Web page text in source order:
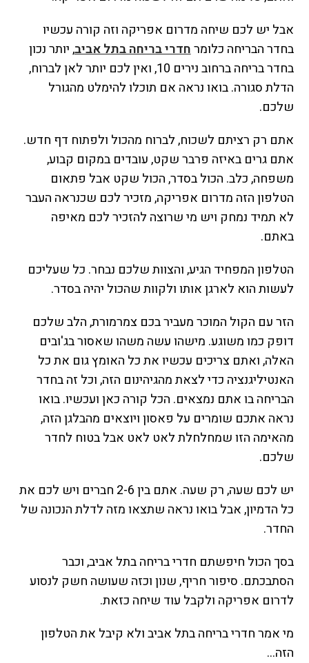
אבל יש לכם שיחה מדרום אפריקה וזה קורה עכשיו
בחדר הבריחה כלומרחדרי בריחה בתל אביב, יותר נכון
בחדר בריחה ברחוב נירים 10, ואין לכם יותר לאן לברוח,
הדלת סגורה. בואו נראה אם תוכלו להימלט מהגורל
שלכם.
אתם רק רציתם לשכוח, לברוח מהכול ולפתוח דף חדש.
אתם גרים באיזה פרבר שקט, עובדים במקום קבוע,
משפחה, כלב. הכול בסדר, הכול שקט אבל פתאום
הטלפון הזה מדרום אפריקה, מזכיר לכם שכנראה העבר
לא תמיד נמחק ויש מי שרוצה להזכיר לכם מאיפה
באתם.
הטלפון המפחיד הגיע, והצוות שלכם נבחר. כל שעליכם
לעשות הוא לארגן אותו ולקוות שהכול יהיה בסדר.
הזר עם הקול המוכר מעביר בכם צמרמורת, הלב שלכם
דופק כמו משוגע. מישהו עשה משהו שאסור בג'ובים
האלה, ואתם צריכים עכשיו את כל האומץ גום את כל
האנטיליגנציה כדי לצאת מהגיהינום הזה, וכל זה בחדר
הבריחה בו אתם נמצאים. הכל קורה כאן ועכשיו. בואו
נראה אתכם שומרים על פאסון ויוצאים מהבלגן הזה,
מהאימה הזו שמחלחלת לאט לאט אבל בטוח לחדר
שלכם.
יש לכם שעה, רק שעה. אתם בין 2-6 חברים ויש לכם את
כל הדמיון, אבל בואו נראה שתצאו מזה לדלת הנכונה של
החדר.
בסך הכול חיפשתם חדרי בריחה בתל אביב, וכבר
הסתבכתם. סיפור חריף, שנון וכזה שעושה חשק לנסוע
לדרום אפריקה ולקבל עוד שיחה כזאת.
מי אמר חדרי בריחה בתל אביב ולא קיבל את הטלפון
הזה…